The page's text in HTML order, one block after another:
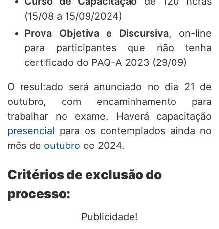
(15/08 a 15/09/2024)
Prova Objetiva e Discursiva, on-line
para participantes que não tenha
certificado do PAQ-A 2023 (29/09)
O resultado será anunciado no dia 21 de
outubro, com encaminhamento para
trabalhar no exame. Haverá capacitação
presencial para os contemplados ainda no
mês de outubro de 2024.
Critérios de exclusão do
processo:
Publicidade!